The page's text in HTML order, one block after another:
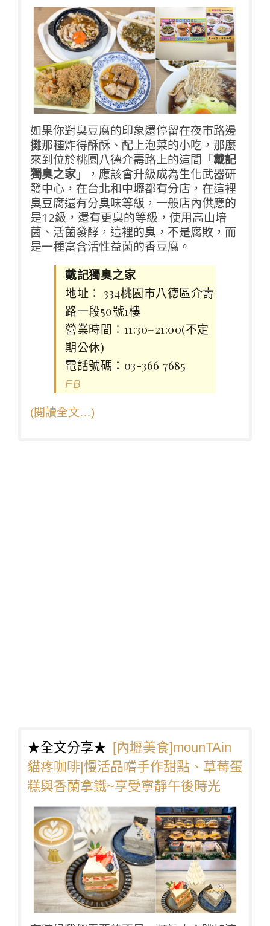
如果你對臭豆腐的印象還停留在夜市路邊
攤那種炸得酥酥、配上泡菜的小吃，那麼
來到位於桃園八德介壽路上的這間「戴記
獨臭之家」，應該會升級成為生化武器研
發中心，在台北和中壢都有分店，在這裡
臭豆腐還有分臭味等級，一般店內供應的
是12級，還有更臭的等級，使用高山培
菌、活菌發酵，這裡的臭，不是腐敗，而
是一種富含活性益菌的香豆腐。
戴記獨臭之家
地址： 334桃園市八德區介壽
路一段50號1樓
營業時間：11:30–21:00(不定
期公休)
電話號碼：03-366 7685
FB
(閱讀全文…)
★全文分享★ [內壢美食]mounTAin
貓疼咖啡|慢活品嚐手作甜點、草莓蛋
糕與香蘭拿鐵~享受寧靜午後時光